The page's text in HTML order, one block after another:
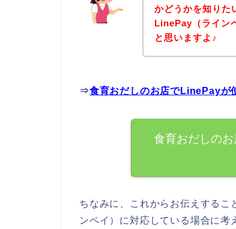
かどうかを知りた
LinePay（ライン
と思いますよ♪
⇒食育おだしのお店でLinePayが
食育おだしの
ちなみに、これからお伝えする
ンペイ）に対応している場合に